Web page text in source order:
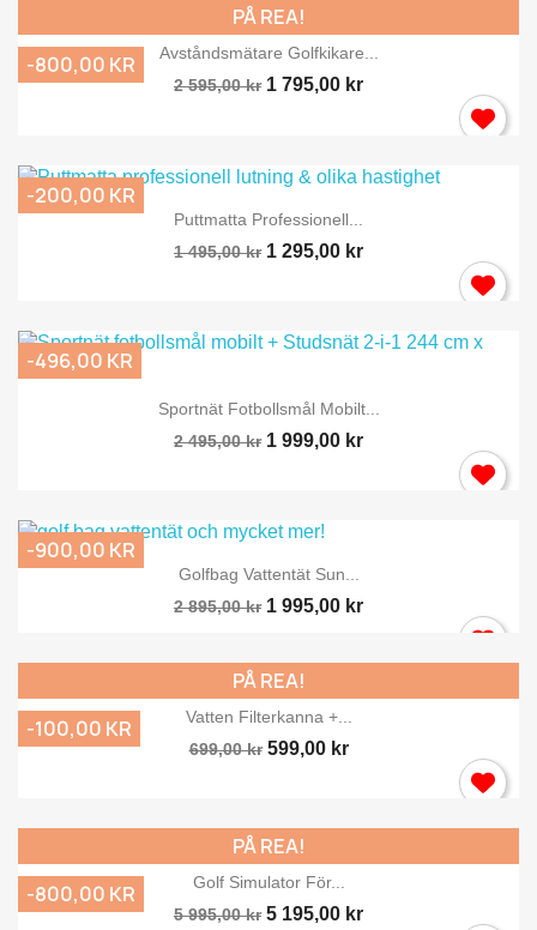
Avståndsmätare Golfkikare...
2 595,00 kr 1 795,00 kr
PÅ REA!
-800,00 KR
Puttmatta Professionell...
1 495,00 kr 1 295,00 kr
-200,00 KR
Sportnät Fotbollsmål Mobilt...
2 495,00 kr 1 999,00 kr
-496,00 KR
Golfbag Vattentät Sun...
2 895,00 kr 1 995,00 kr
-900,00 KR
Vatten Filterkanna +...
699,00 kr 599,00 kr
PÅ REA!
-100,00 KR
Golf Simulator För...
5 995,00 kr 5 195,00 kr
PÅ REA!
-800,00 KR